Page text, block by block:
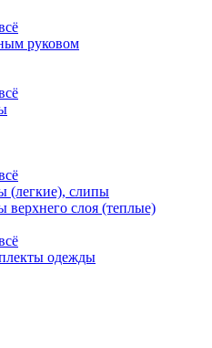
руковом
(легкие), слипы
верхнего слоя (теплые)
одежды